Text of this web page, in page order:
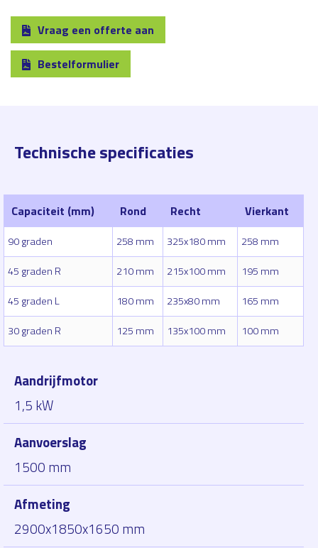
Vraag een offerte aan
Bestelformulier
Technische specificaties
Capaciteit (mm) Rond Recht Vierkant
90 graden 258 mm 325x180 mm
258 mm
45 graden R
210 mm 215x100 mm
195 mm
45 graden L
180 mm 235x80 mm
165 mm
30 graden R
125 mm 135x100 mm 100 mm
Aandrijfmotor
1,5 kW
Aanvoerslag
1500 mm
Afmeting
2900x1850x1650 mm